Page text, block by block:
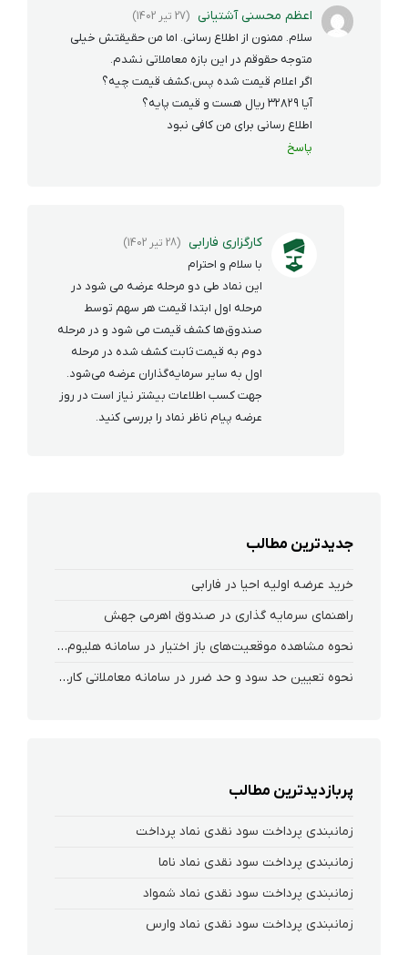
اعظم محسنی آشتیانی (27 تیر 1402)
سلام. ممنون از اطلاع رسانی. اما من حقیقتش خیلی
متوجه حقوقم در این بازه معاملاتی نشدم.
اگر اعلام قیمت شده پس،کشف قیمت چیه؟
آیا ۳۲۸۲۹ ریال هست و قیمت پایه؟
اطلاع رسانی برای من کافی نبود
پاسخ
کارگزاری فارابی (28 تیر 1402)
با سلام و احترام
این نماد طی دو مرحله عرضه می شود در
مرحله اول ابتدا قیمت هر سهم توسط
صندوق‌ها کشف قیمت می شود و در مرحله
دوم به قيمت ثابت كشف شده در مرحله
اول به ساير سرمايه‌گذاران عرضه مي‌شود.
جهت کسب اطلاعات بیشتر نیاز است در روز
عرضه پیام ناظر نماد را بررسی کنید.
جدیدترین مطالب
خرید عرضه اولیه احیا در فارابی
راهنمای سرمایه گذاری در صندوق اهرمی جهش
نحوه‌ مشاهده‌ موقعیت‌های باز اختیار در سامانه هلیوم و نکست
نحوه تعیین حد سود و حد ضرر در سامانه معاملاتی کارگزاری فارابی
پربازدیدترین مطالب
زمانبندی پرداخت سود نقدی نماد پرداخت
زمانبندی پرداخت سود نقدی نماد ناما
زمانبندی پرداخت سود نقدی نماد شمواد
زمانبندی پرداخت سود نقدی نماد وارس